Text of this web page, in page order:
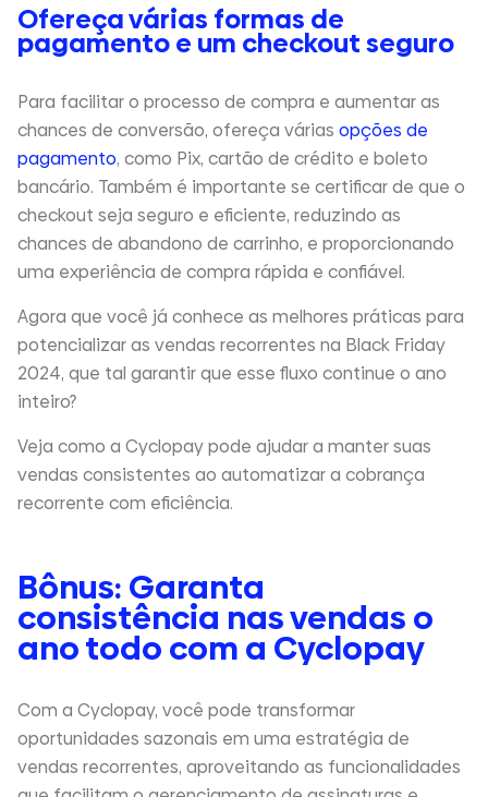
Ofereça várias formas de
pagamento e um checkout seguro
Para facilitar o processo de compra e aumentar as
chances de conversão, ofereça várias opções de
pagamento, como Pix, cartão de crédito e boleto
bancário. Também é importante se certificar de que o
checkout seja seguro e eficiente, reduzindo as
chances de abandono de carrinho, e proporcionando
uma experiência de compra rápida e confiável.
Agora que você já conhece as melhores práticas para
potencializar as vendas recorrentes na Black Friday
2024, que tal garantir que esse fluxo continue o ano
inteiro?
Veja como a Cyclopay pode ajudar a manter suas
vendas consistentes ao automatizar a cobrança
recorrente com eficiência.
Bônus: Garanta
consistência nas vendas o
ano todo com a Cyclopay
Com a Cyclopay, você pode transformar
oportunidades sazonais em uma estratégia de
vendas recorrentes, aproveitando as funcionalidades